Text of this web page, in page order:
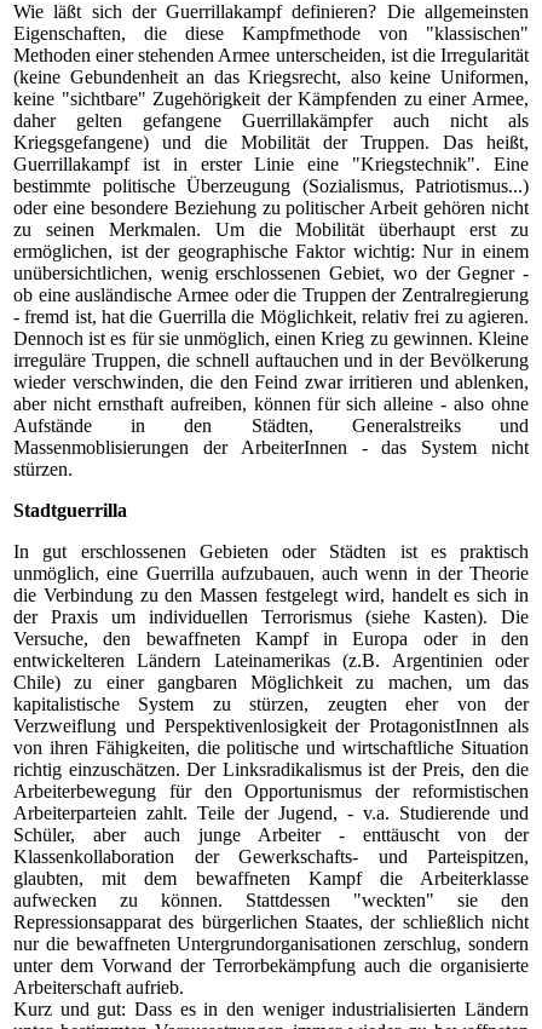
Wie läßt sich der Guerrillakampf definieren? Die allgemeinsten
Eigenschaften, die diese Kampfmethode von "klassischen"
Methoden einer stehenden Armee unterscheiden, ist die Irregularität
(keine Gebundenheit an das Kriegsrecht, also keine Uniformen,
keine "sichtbare" Zugehörigkeit der Kämpfenden zu einer Armee,
daher gelten gefangene Guerrillakämpfer auch nicht als
Kriegsgefangene) und die Mobilität der Truppen. Das heißt,
Guerrillakampf ist in erster Linie eine "Kriegstechnik". Eine
bestimmte politische Überzeugung (Sozialismus, Patriotismus...)
oder eine besondere Beziehung zu politischer Arbeit gehören nicht
zu seinen Merkmalen. Um die Mobilität überhaupt erst zu
ermöglichen, ist der geographische Faktor wichtig: Nur in einem
unübersichtlichen, wenig erschlossenen Gebiet, wo der Gegner -
ob eine ausländische Armee oder die Truppen der Zentralregierung
- fremd ist, hat die Guerrilla die Möglichkeit, relativ frei zu agieren.
Dennoch ist es für sie unmöglich, einen Krieg zu gewinnen. Kleine
irreguläre Truppen, die schnell auftauchen und in der Bevölkerung
wieder verschwinden, die den Feind zwar irritieren und ablenken,
aber nicht ernsthaft aufreiben, können für sich alleine - also ohne
Aufstände in den Städten, Generalstreiks und
Massenmoblisierungen der ArbeiterInnen - das System nicht
stürzen.
Stadtguerrilla
In gut erschlossenen Gebieten oder Städten ist es praktisch
unmöglich, eine Guerrilla aufzubauen, auch wenn in der Theorie
die Verbindung zu den Massen festgelegt wird, handelt es sich in
der Praxis um individuellen Terrorismus (siehe Kasten). Die
Versuche, den bewaffneten Kampf in Europa oder in den
entwickelteren Ländern Lateinamerikas (z.B. Argentinien oder
Chile) zu einer gangbaren Möglichkeit zu machen, um das
kapitalistische System zu stürzen, zeugten eher von der
Verzweiflung und Perspektivenlosigkeit der ProtagonistInnen als
von ihren Fähigkeiten, die politische und wirtschaftliche Situation
richtig einzuschätzen. Der Linksradikalismus ist der Preis, den die
Arbeiterbewegung für den Opportunismus der reformistischen
Arbeiterparteien zahlt. Teile der Jugend, - v.a. Studierende und
Schüler, aber auch junge Arbeiter - enttäuscht von der
Klassenkollaboration der Gewerkschafts- und Parteispitzen,
glaubten, mit dem bewaffneten Kampf die Arbeiterklasse
aufwecken zu können. Stattdessen "weckten" sie den
Repressionsapparat des bürgerlichen Staates, der schließlich nicht
nur die bewaffneten Untergrundorganisationen zerschlug, sondern
unter dem Vorwand der Terrorbekämpfung auch die organisierte
Arbeiterschaft aufrieb.
Kurz und gut: Dass es in den weniger industrialisierten Ländern